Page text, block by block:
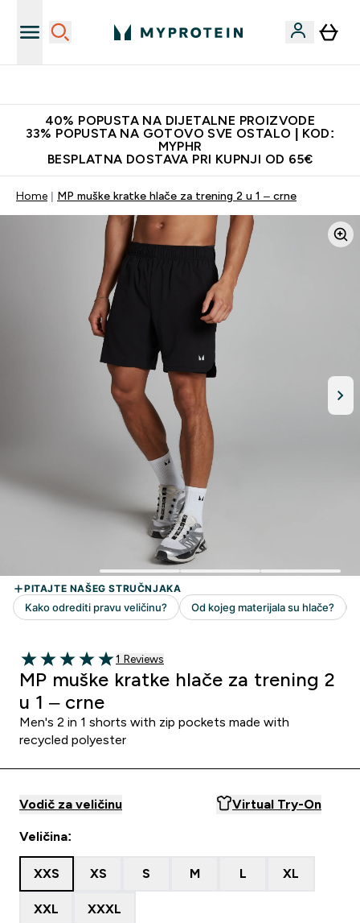
40% POPUSTA NA DIJETALNE PROIZVODE
33% POPUSTA NA GOTOVO SVE OSTALO | KOD:
MYPHR
BESPLATNA DOSTAVA PRI KUPNJI OD 65€
Home MP muške kratke hlače za trening 2 u 1 – crne
5 out of 5 stars
1 customer reviews
1 Reviews
MP muške kratke hlače za trening 2
u 1 – crne
Men's 2 in 1 shorts with zip pockets made with
recycled polyester
Vodič za veličinu Virtual Try-On
Veličina:
XXS XS S M L XL
XXL XXXL